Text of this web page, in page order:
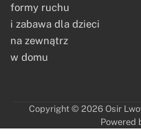
formy ruchu
i zabawa dla dzieci
na zewnątrz
w domu
Copyright © 2026 Osir
Powered